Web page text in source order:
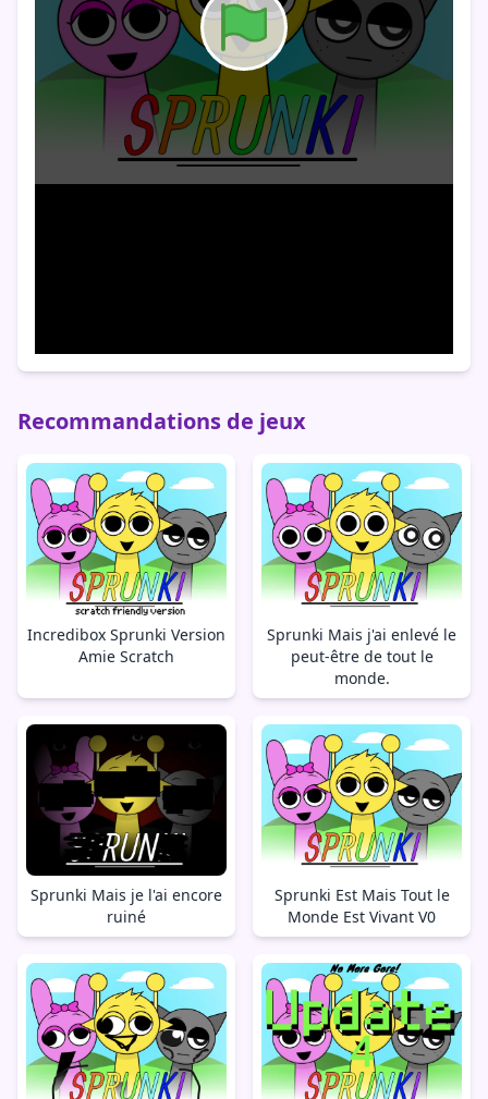
Recommandations de jeux
Incredibox Sprunki Version
Amie Scratch
Sprunki Mais j'ai enlevé le
peut-être de tout le
monde.
Sprunki Mais je l'ai encore
ruiné
Sprunki Est Mais Tout le
Monde Est Vivant V0